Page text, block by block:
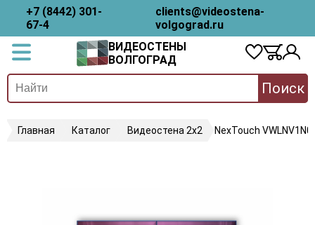
+7 (8442) 301-
67-4
clients@videostena-
volgograd.ru
ВИДЕОСТЕНЫ
ВОЛГОГРАД
Поиск
Главная Каталог Видеостена 2x2 NexTouch